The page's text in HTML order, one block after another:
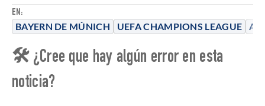
EN:
BAYERN DE MÚNICH UEFA CHAMPIONS LEAGUE
🛠 ¿Cree que hay algún error en esta
noticia?